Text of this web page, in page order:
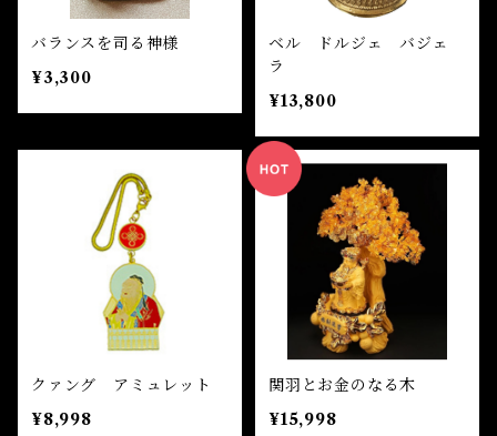
未 Sheep
申 Monkey
バランスを司る神様
¥3,300
ベル ドルジェ バジェ
ラ
¥13,800
クァング アミュレット
¥8,998
関羽とお金のなる木
¥15,998